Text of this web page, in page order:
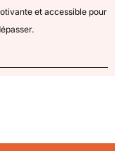
et accessible pour